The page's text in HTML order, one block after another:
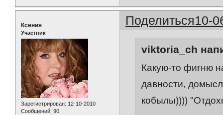
Поделиться10-
Ксения
Участник
Зарегистрирован: 12-10-2010
Сообщений: 90
viktoria_ch
Какую-то фигню
давности,
кобылы))))